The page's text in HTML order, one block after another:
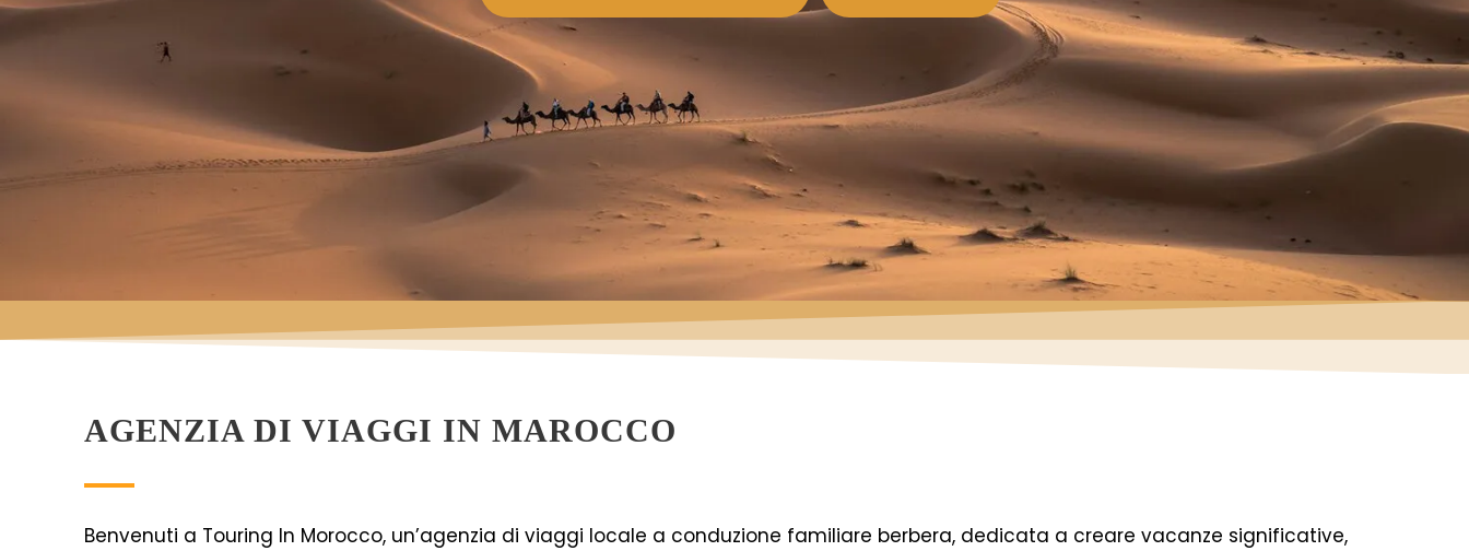
AGENZIA DI VIAGGI IN MAROCCO
Benvenuti a Touring In Morocco, un’agenzia di viaggi locale a conduzione familiare berbera, dedicata a creare vacanze significative,